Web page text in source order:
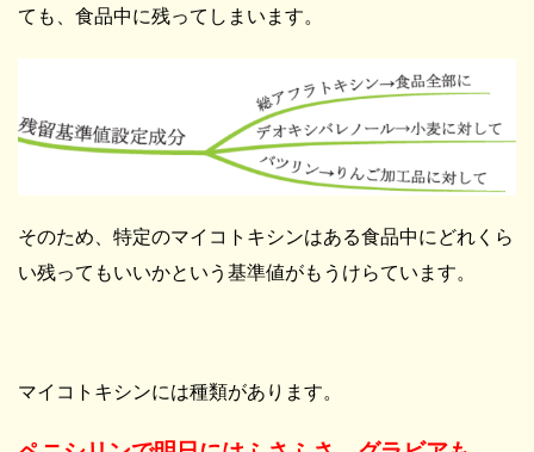
ても、食品中に残ってしまいます。
そのため、特定のマイコトキシンはある食品中にどれくら
い残ってもいいかという基準値がもうけらています。
マイコトキシンには種類があります。